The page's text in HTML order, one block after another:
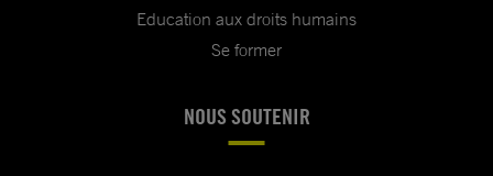
Education aux droits humains
Se former
NOUS SOUTENIR